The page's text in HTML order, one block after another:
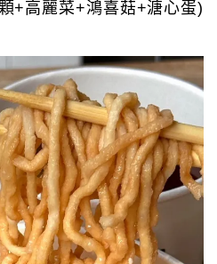
+高麗菜+鴻喜菇+溏心蛋)